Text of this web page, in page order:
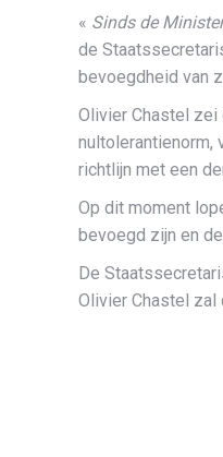
« Sinds de
de
bevoegdheid van
Olivier Chastel zei
nultolerantienorm,
richtlijn met een
Op dit moment
bevoegd zijn en
De
Olivier Chastel zal